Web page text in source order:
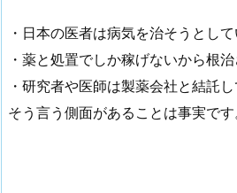
・日本の医者は病気を治そうとして
・薬と処置でしか稼げないから根
・研究者や医師は製薬会社と結託し
そう言う側面があることは事実です